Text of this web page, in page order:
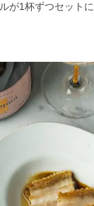
が1杯ずつセット